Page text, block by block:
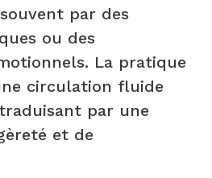
par des
ou des
La pratique
circulation fluide
traduisant par une
et de